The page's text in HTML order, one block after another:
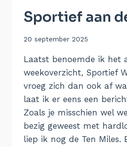
Sportief aan
Door
20 september 2025
Laatst benoemde ik het
weekoverzicht, Sportief
vroeg zich dan ook af
laat ik er eens een
Zoals je misschien wel
bezig geweest met
liep ik nog de Ten Miles.